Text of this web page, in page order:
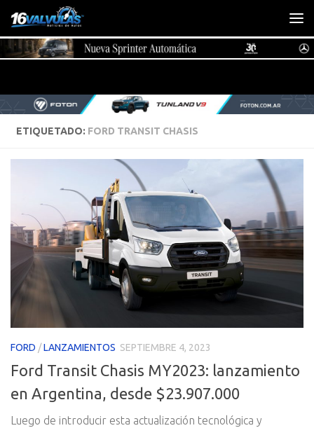
Saltar al contenido
ETIQUETADO: FORD TRANSIT CHASIS
FORD /LANZAMIENTOS SEPTIEMBRE 4, 2023
Ford Transit Chasis MY2023: lanzamiento
en Argentina, desde $23.907.000
Luego de introducir esta actualización tecnológica y